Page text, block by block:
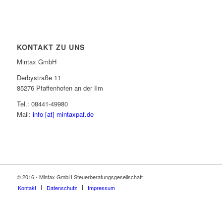
KONTAKT ZU UNS
Mintax GmbH
Derbystraße 11
85276 Pfaffenhofen an der Ilm
Tel.: 08441-49980
Mail: info [at] mintaxpaf.de
© 2016 - Mintax GmbH Steuerberatungsgesellschaft
Kontakt
Datenschutz Impressum